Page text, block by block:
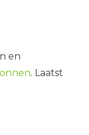
en
. Laatst